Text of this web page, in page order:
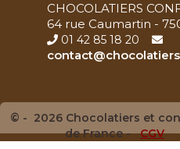
CHOCOLATIERS
64 rue Caumartin -
01 42 85 18 20
© - 2026 Chocolatiers et
de France -CGV